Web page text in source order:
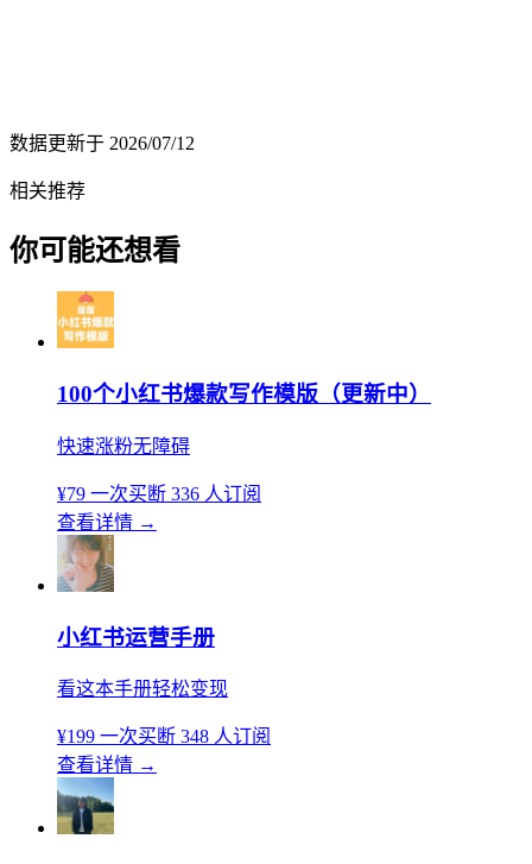
数据更新于 2026/07/12
相关推荐
你可能还想看
100个小红书爆款写作模版（更新中）
快速涨粉无障碍
¥79 一次买断 336 人订阅
查看详情 →
小红书运营手册
看这本手册轻松变现
¥199 一次买断 348 人订阅
查看详情 →